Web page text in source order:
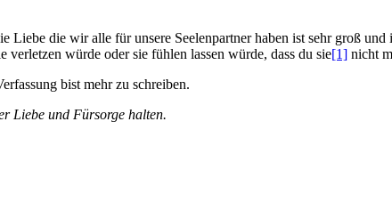
die wir alle für unsere Seelenpartner haben ist sehr groß und
würde oder sie fühlen lassen würde, dass du sie[1] nicht
bist mehr zu schreiben.
Liebe und Fürsorge halten.